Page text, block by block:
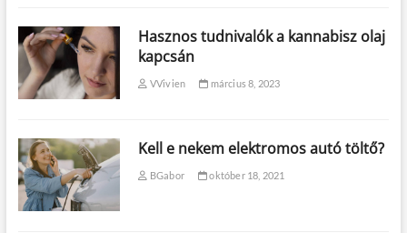
Hasznos tudnivalók a kannabisz olaj
kapcsán
VVivien március 8, 2023
Kell e nekem elektromos autó töltő?
BGabor október 18, 2021